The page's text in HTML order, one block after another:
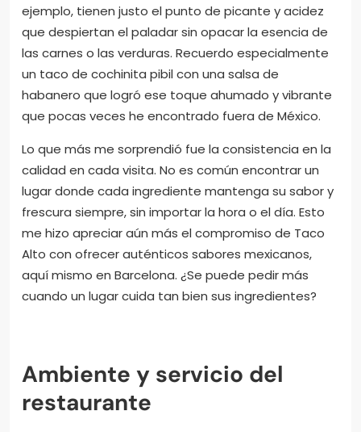
ejemplo, tienen justo el punto de picante y acidez
que despiertan el paladar sin opacar la esencia de
las carnes o las verduras. Recuerdo especialmente
un taco de cochinita pibil con una salsa de
habanero que logró ese toque ahumado y vibrante
que pocas veces he encontrado fuera de México.
Lo que más me sorprendió fue la consistencia en la
calidad en cada visita. No es común encontrar un
lugar donde cada ingrediente mantenga su sabor y
frescura siempre, sin importar la hora o el día. Esto
me hizo apreciar aún más el compromiso de Taco
Alto con ofrecer auténticos sabores mexicanos,
aquí mismo en Barcelona. ¿Se puede pedir más
cuando un lugar cuida tan bien sus ingredientes?